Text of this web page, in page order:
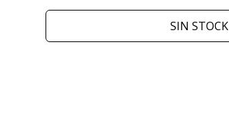
SIN STOCK